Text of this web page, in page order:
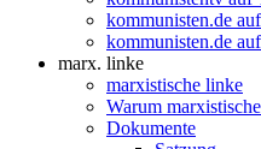
kommunisten.de
kommunisten.de
marx. linke
marxistische linke
Warum
Dokumente